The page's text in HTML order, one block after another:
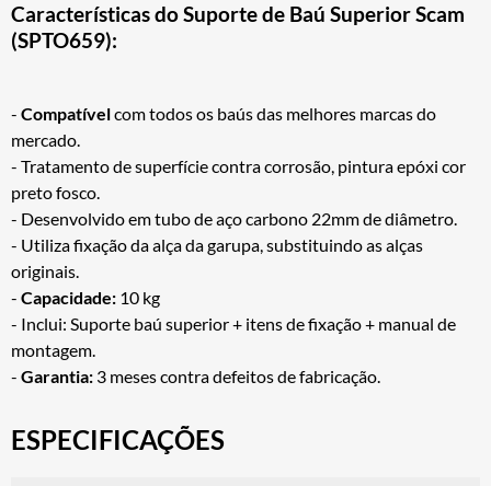
Características do Suporte de Baú Superior Scam
(SPTO659):
- Compatívelcom todos os baús das melhores marcas do
mercado.
- Tratamento de superfície contra corrosão, pintura epóxi cor
preto fosco.
- Desenvolvido em tubo de aço carbono 22mm de diâmetro.
- Utiliza fixação da alça da garupa, substituindo as alças
originais.
- Capacidade: 10 kg
- Inclui: Suporte baú superior + itens de fixação + manual de
montagem.
- Garantia: 3 meses contra defeitos de fabricação.
ESPECIFICAÇÕES